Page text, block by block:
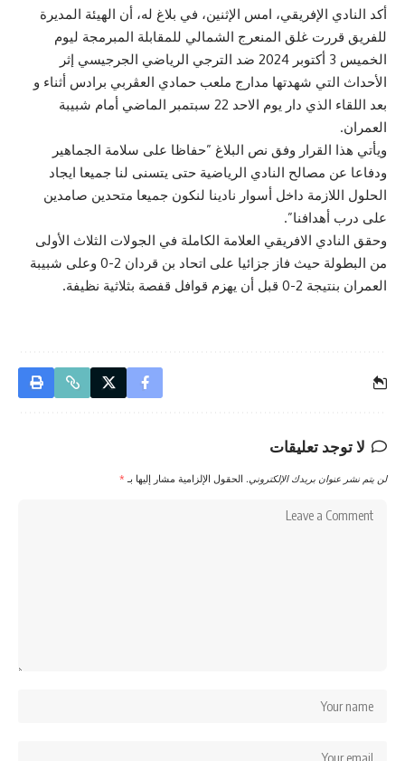
أكد النادي الإفريقي، امس الإثنين، في بلاغ له، أن الهيئة المديرة
للفريق قررت غلق المنعرج الشمالي للمقابلة المبرمجة ليوم
الخميس 3 أكتوبر 2024 ضد الترجي الرياضي الجرجيسي إثر
الأحداث التي شهدتها مدارج ملعب حمادي العڤربي برادس أثناء و
بعد اللقاء الذي دار يوم الاحد 22 سبتمبر الماضي أمام شبيبة
العمران.
ويأتي هذا القرار وفق نص البلاغ ”حفاظا على سلامة الجماهير
ودفاعا عن مصالح النادي الرياضية حتى يتسنى لنا جميعا ايجاد
الحلول اللازمة داخل أسوار نادينا لنكون جميعا متحدين صامدين
على درب أهدافنا”.
وحقق النادي الافريقي العلامة الكاملة في الجولات الثلاث الأولى
من البطولة حيث فاز جزائيا على اتحاد بن قردان 2-0 وعلى شبيبة
العمران بنتيجة 2-0 قبل أن يهزم قوافل قفصة بثلاثية نظيفة.
لا توجد تعليقات
لن يتم نشر عنوان بريدك الإلكتروني. الحقول الإلزامية مشار إليها بـ *